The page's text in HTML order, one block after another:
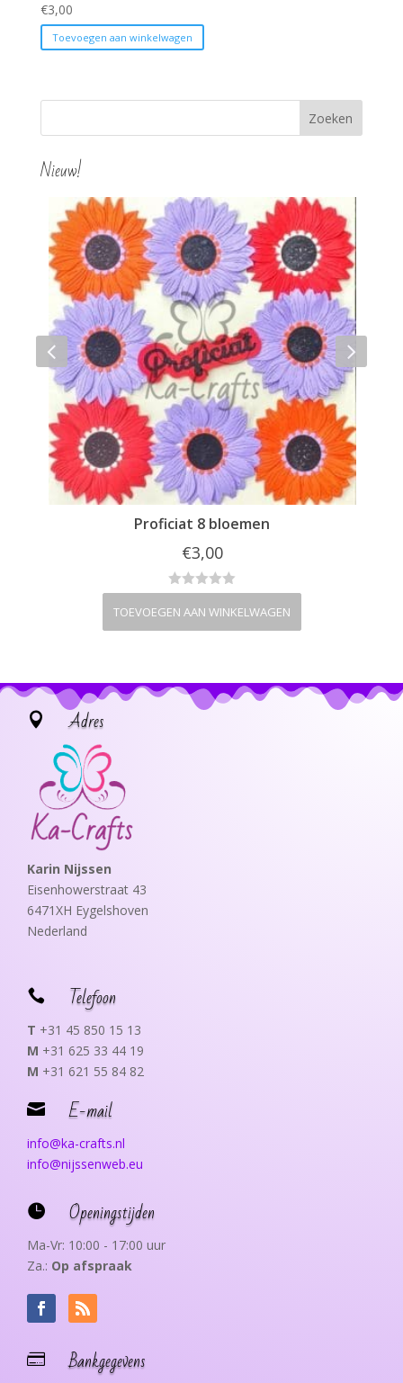
€3,00
Toevoegen aan winkelwagen
Nieuw!
Proficiat 8 bloemen
€3,00
TOEVOEGEN AAN WINKELWAGEN
 Adres
Karin Nijssen
Eisenhowerstraat 43
6471XH Eygelshoven
Nederland
 Telefoon
T +31 45 850 15 13
M +31 625 33 44 19
M +31 621 55 84 82
 E-mail
info@ka-crafts.nl
info@nijssenweb.eu
 Openingstijden
Ma-Vr: 10:00 - 17:00 uur
Za.: Op afspraak
 Bankgegevens